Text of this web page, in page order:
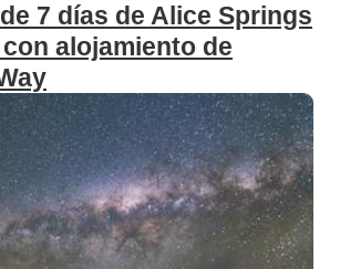
7 días de Alice Springs
alojamiento de